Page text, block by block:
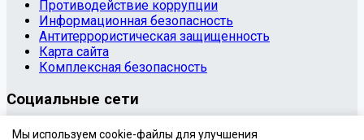
Противодействие коррупции
Информационная безопасность
Антитеррористическая защищенность
Карта сайта
Комплексная безопасность
Социальные сети
© 2020 Государственное бюджетное профессиональное
Мы используем cookie-файлы для улучшения